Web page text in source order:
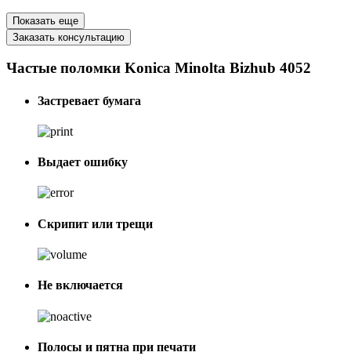
Показать еще
Заказать консультацию
Частые поломки Konica Minolta Bizhub 4052
Застревает бумага
Выдает ошибку
Скрипит или трещи
Не включается
Полосы и пятна при печати